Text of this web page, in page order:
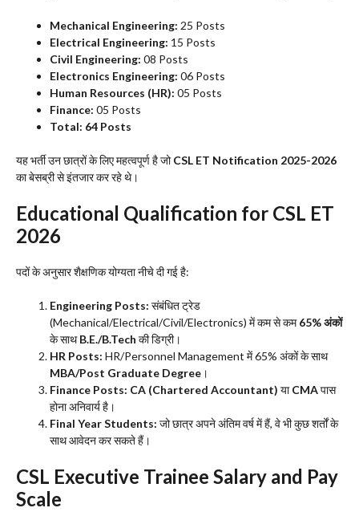
Mechanical Engineering: 25 Posts
Electrical Engineering: 15 Posts
Civil Engineering: 08 Posts
Electronics Engineering: 06 Posts
Human Resources (HR): 05 Posts
Finance: 05 Posts
Total: 64 Posts
​यह भर्ती उन छात्रों के लिए महत्वपूर्ण है जोCSL ET Notification 2025-2026
का बेसब्री से इंतजार कर रहे थे।
​Educational Qualification for CSL ET
2026
​पदों के अनुसार शैक्षणिक योग्यता नीचे दी गई है:
Engineering Posts: संबंधित ट्रेड
(Mechanical/Electrical/Civil/Electronics) में कम से कम65% अंकों
के साथB.E./B.Tech की डिग्री।
HR Posts: HR/Personnel Management में 65% अंकों के साथ
MBA/Post Graduate Degree ।
Finance Posts: CA (Chartered Accountant) याCMAपास
होना अनिवार्य है।
Final Year Students: जो छात्र अपने अंतिम वर्ष में हैं, वे भी कुछ शर्तों के
साथ आवेदन कर सकते हैं।
​CSL Executive Trainee Salary and Pay
Scale